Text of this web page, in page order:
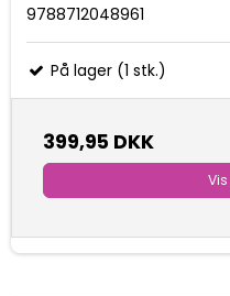
9788712048961
På lager (1 stk.)
399,95 DKK